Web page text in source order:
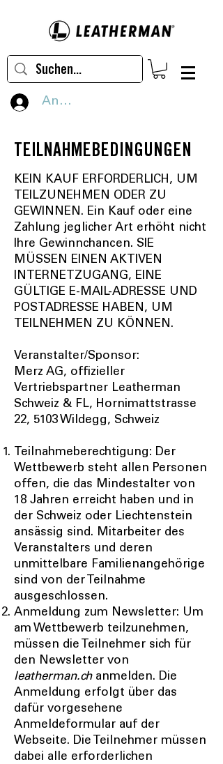
Anmelden
TEILNAHMEBEDINGUNGEN
KEIN KAUF ERFORDERLICH, UM
TEILZUNEHMEN ODER ZU
GEWINNEN. Ein Kauf oder eine
Zahlung jeglicher Art erhöht nicht
Ihre Gewinnchancen. SIE
MÜSSEN EINEN AKTIVEN
INTERNETZUGANG, EINE
GÜLTIGE E-MAIL-ADRESSE UND
POSTADRESSE HABEN, UM
TEILNEHMEN ZU KÖNNEN.
Veranstalter/Sponsor:
Merz AG, offizieller
Vertriebspartner Leatherman
Schweiz & FL, Hornimattstrasse
22, 5103 Wildegg, Schweiz
Teilnahmeberechtigung: Der
Wettbewerb steht allen Personen
offen, die das Mindestalter von
18 Jahren erreicht haben und in
der Schweiz oder Liechtenstein
ansässig sind. Mitarbeiter des
Veranstalters und deren
unmittelbare Familienangehörige
sind von der Teilnahme
ausgeschlossen.
Anmeldung zum Newsletter: Um
am Wettbewerb teilzunehmen,
müssen die Teilnehmer sich für
den Newsletter von
leatherman.chanmelden. Die
Anmeldung erfolgt über das
dafür vorgesehene
Anmeldeformular auf der
Webseite. Die Teilnehmer müssen
dabei alle erforderlichen